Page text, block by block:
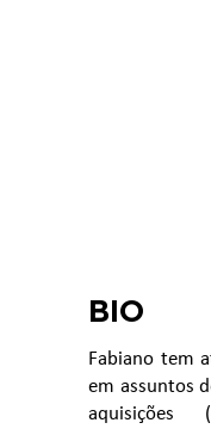
Fabiano tem
em assuntos
aquisições
BIO